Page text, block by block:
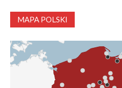
MAPA POLSKI